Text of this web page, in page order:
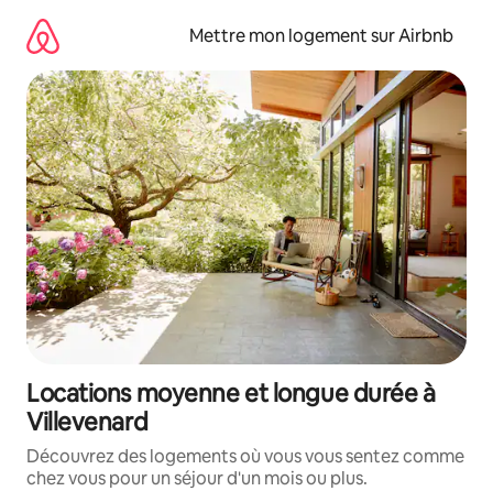
directement
contenu
Mettre mon logement sur Airbnb
Locations moyenne et longue durée à
Villevenard
Découvrez des logements où vous vous sentez comme
chez vous pour un séjour d'un mois ou plus.